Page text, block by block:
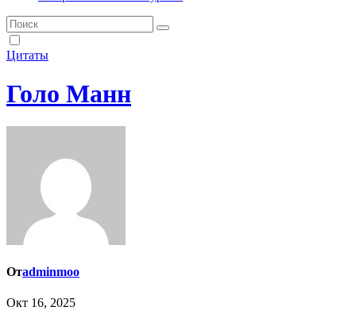
Цитаты
Голо Манн
Отadminmoo
Окт 16, 2025